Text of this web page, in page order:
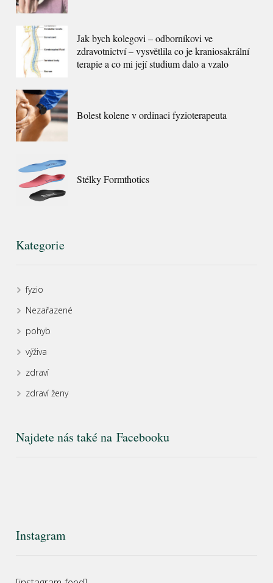
Jak bych kolegovi – odborníkovi ve
zdravotnictví – vysvětlila co je kraniosakrální
terapie a co mi její studium dalo a vzalo
Bolest kolene v ordinaci fyzioterapeuta
Stélky Formthotics
Kategorie
fyzio
Nezařazené
pohyb
výživa
zdraví
zdraví ženy
Najdete nás také na Facebooku
Instagram